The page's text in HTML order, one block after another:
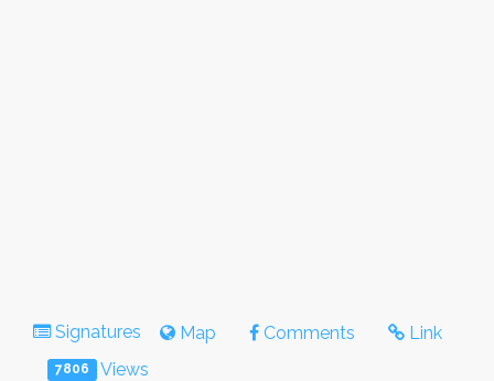
Signatures Map Comments Link
7806 Views